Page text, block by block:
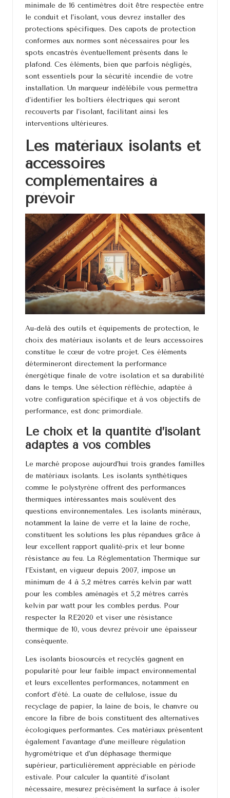
minimale de 16 centimètres doit être respectée entre
le conduit et l’isolant, vous devrez installer des
protections spécifiques. Des capots de protection
conformes aux normes sont nécessaires pour les
spots encastrés éventuellement présents dans le
plafond. Ces éléments, bien que parfois négligés,
sont essentiels pour la sécurité incendie de votre
installation. Un marqueur indélébile vous permettra
d’identifier les boîtiers électriques qui seront
recouverts par l’isolant, facilitant ainsi les
interventions ultérieures.
Les matériaux isolants et
accessoires
complémentaires à
prévoir
Au-delà des outils et équipements de protection, le
choix des matériaux isolants et de leurs accessoires
constitue le cœur de votre projet. Ces éléments
détermineront directement la performance
énergétique finale de votre isolation et sa durabilité
dans le temps. Une sélection réfléchie, adaptée à
votre configuration spécifique et à vos objectifs de
performance, est donc primordiale.
Le choix et la quantité d’isolant
adaptés à vos combles
Le marché propose aujourd’hui trois grandes familles
de matériaux isolants. Les isolants synthétiques
comme le polystyrène offrent des performances
thermiques intéressantes mais soulèvent des
questions environnementales. Les isolants minéraux,
notamment la laine de verre et la laine de roche,
constituent les solutions les plus répandues grâce à
leur excellent rapport qualité-prix et leur bonne
résistance au feu. La Réglementation Thermique sur
l’Existant, en vigueur depuis 2007, impose un
minimum de 4 à 5,2 mètres carrés kelvin par watt
pour les combles aménagés et 5,2 mètres carrés
kelvin par watt pour les combles perdus. Pour
respecter la RE2020 et viser une résistance
thermique de 10, vous devrez prévoir une épaisseur
conséquente.
Les isolants biosourcés et recyclés gagnent en
popularité pour leur faible impact environnemental
et leurs excellentes performances, notamment en
confort d’été. La ouate de cellulose, issue du
recyclage de papier, la laine de bois, le chanvre ou
encore la fibre de bois constituent des alternatives
écologiques performantes. Ces matériaux présentent
également l’avantage d’une meilleure régulation
hygrométrique et d’un déphasage thermique
supérieur, particulièrement appréciable en période
estivale. Pour calculer la quantité d’isolant
nécessaire, mesurez précisément la surface à isoler